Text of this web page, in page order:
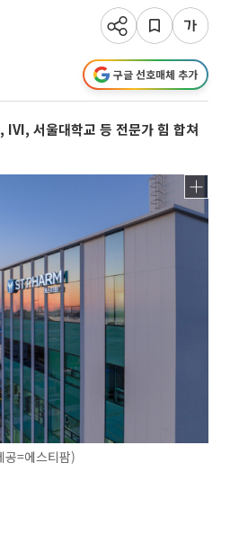
구글 선호매체 추가
IVI, 서울대학교 등 전문가 힘 합쳐
=에스티팜)